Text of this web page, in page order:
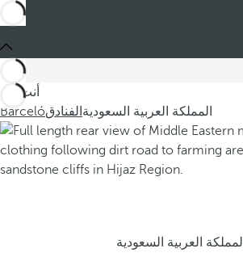
أنت في
Barcelóالفنادق المملكة العربية السعودية
المملكة العربية السعودية